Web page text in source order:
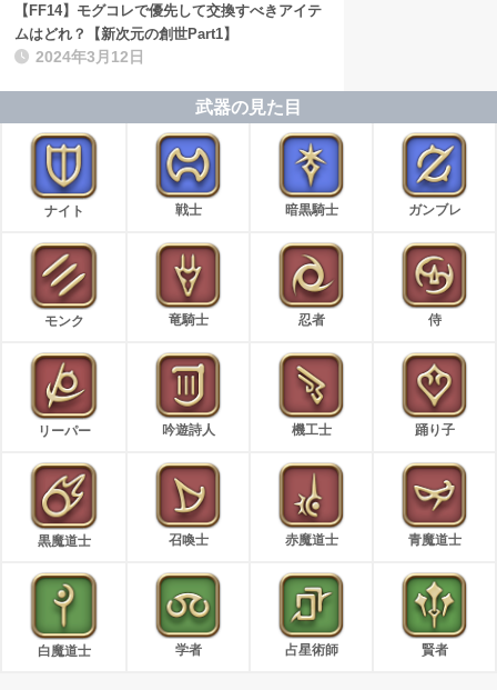
【FF14】モグコレで優先して交換すべきアイテ
ムはどれ？【新次元の創世Part1】
2024年3月12日
武器の見た目
ナイト 戦士 暗黒騎士 ガンブレ
モンク 竜騎士 忍者 侍
リーパー 吟遊詩人 機工士 踊り子
黒魔道士 召喚士 赤魔道士 青魔道士
白魔道士 学者 占星術師 賢者